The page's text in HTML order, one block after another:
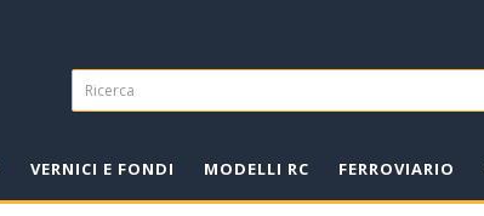
VERNICI E FONDI MODELLI RC FERROVIARIO